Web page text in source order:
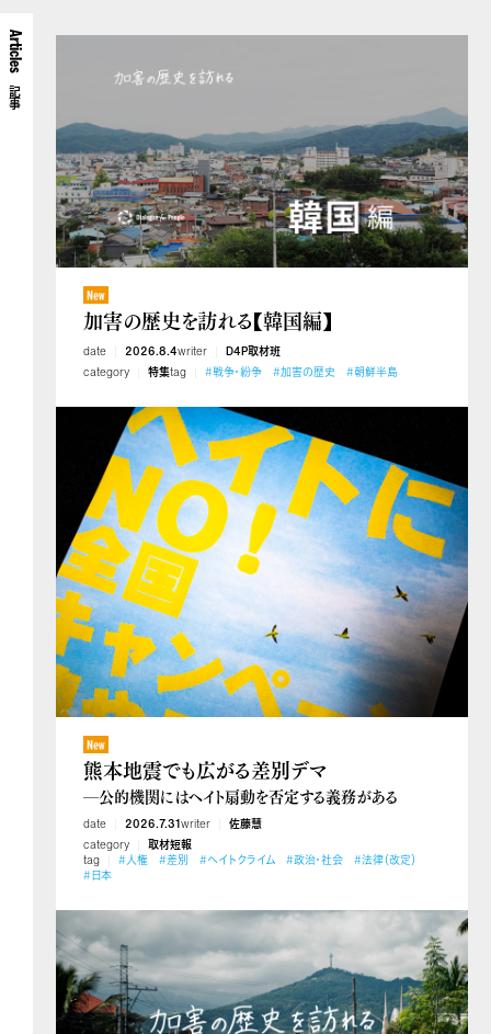
Articles
記事
加害の歴史を訪れる【韓国編】
date 2026.8.4writer
D4P取材班
category
特集tag #戦争・紛争 #加害の歴史 #朝鮮半島
熊本地震でも広がる差別デマ
―公的機関にはヘイト扇動を否定する義務がある
date 2026.7.31writer
佐藤慧
category
取材短報
tag
#人権 #差別 #ヘイトクライム #政治・社会
#法律（改定）
#日本